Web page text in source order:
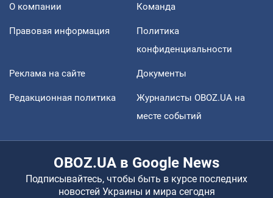
О компании Команда
Правовая информация
Политика
конфиденциальности
Реклама на сайте Документы
Редакционная политика
Журналисты OBOZ.UA на
месте событий
OBOZ.UA в Google News
Подписывайтесь, чтобы быть в курсе последних
новостей Украины и мира сегодня